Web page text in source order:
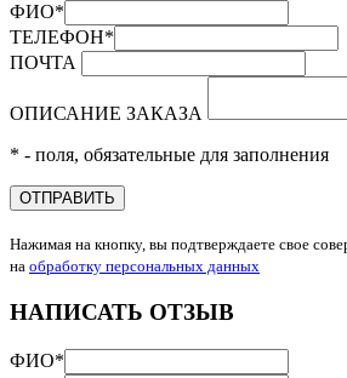
ФИО*
ТЕЛЕФОН*
ПОЧТА
ОПИСАНИЕ ЗАКАЗА
* - поля, обязательные для заполнения
ОТПРАВИТЬ
Нажимая на кнопку, вы подтверждаете свое
на обработку персональных данных
НАПИСАТЬ ОТЗЫВ
ФИО*